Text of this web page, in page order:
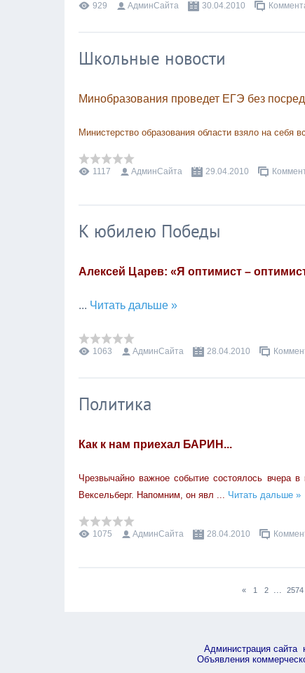
929 АдминСайта 30.04.2010
Школьные новости
Минобразования проведет ЕГЭ без
Министерство образования области взяло на себя
1117 АдминСайта 29.04.2010
К юбилею Победы
Алексей Царев: «Я оптимист –
... Читать дальше »
1063 АдминСайта 28.04.2010
Политика
Как к нам приехал БАРИН...
Чрезвычайно важное событие состоялось вчера
Вексельберг. Напомним, он явл ... Читать дальше »
1075 АдминСайта 28.04.2010
« 1 2 ... 2574
Администрация сайта
Объявления